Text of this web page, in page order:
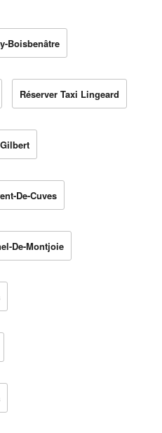
Boisbenâtre
Réserver Taxi Lingeard
De-Cuves
De-Montjoie